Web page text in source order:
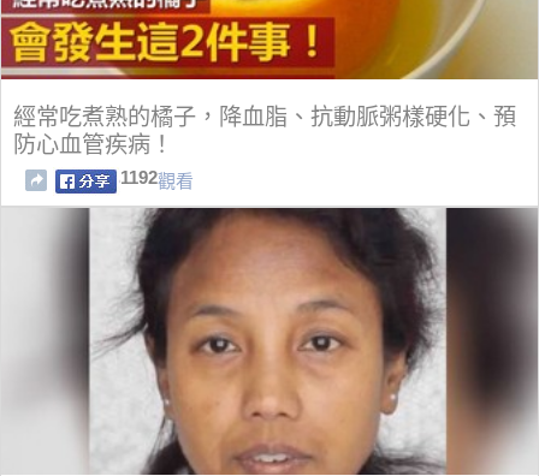
經常吃煮熟的橘子，降血脂、抗動脈粥樣硬化、預
防心血管疾病！
1192觀看